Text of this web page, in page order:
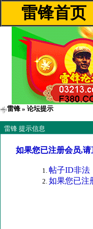
雷锋首页
雷锋 » 论坛提示
雷锋 提示信息
如果您已注册会员,
帖子ID非法
如果您已注